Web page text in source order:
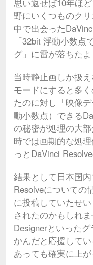
思い返せば10年ほ
野にいくつものク
中で出会った
「32bit 浮動小数
グ」に雷が落ちた
当時静止画しか扱
モードにすると多
たのに対し「映像
動小数点）できる
の秘密が処理の大
時では画期的な処
っとDaVinci
結果として日本国
Resolveについての
に投稿していたせ
されたのかもしれ
Designerといった
かんだと応援して
あっても確実に上